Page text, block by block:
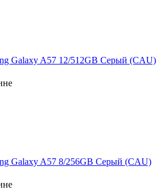
Galaxy A57 12/512GB Серый (CAU)
Galaxy A57 8/256GB Серый (CAU)